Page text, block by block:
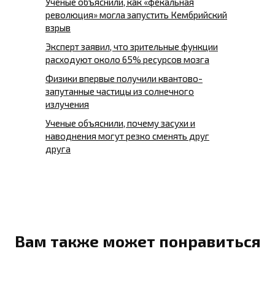
революция» могла запустить Кембрийский
взрыв
Эксперт заявил, что зрительные функции
расходуют около 65% ресурсов мозга
Физики впервые получили квантово-
запутанные частицы из солнечного
излучения
Ученые объяснили, почему засухи и
наводнения могут резко сменять друг
друга
Вам также может понравиться